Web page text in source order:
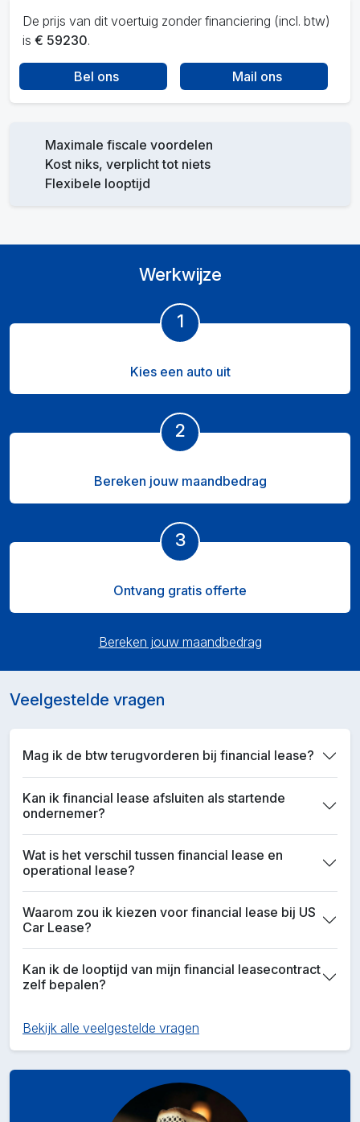
De prijs van dit voertuig zonder financiering (incl. btw)
is € 59230.
Bel ons Mail ons
Maximale fiscale voordelen
Kost niks, verplicht tot niets
Flexibele looptijd
Werkwijze
1
Kies een auto uit
2
Bereken jouw maandbedrag
3
Ontvang gratis offerte
Bereken jouw maandbedrag
Veelgestelde vragen
Mag ik de btw terugvorderen bij financial lease?
Kan ik financial lease afsluiten als startende
ondernemer?
Wat is het verschil tussen financial lease en
operational lease?
Waarom zou ik kiezen voor financial lease bij US
Car Lease?
Kan ik de looptijd van mijn financial leasecontract
zelf bepalen?
Bekijk alle veelgestelde vragen